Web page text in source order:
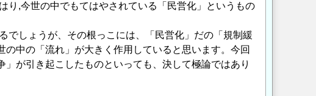
,今世の中でもてはやされている「民営化」というもの
しょうが、その根っこには、「民営化」だの「規制緩
中の「流れ」が大きく作用していると思います。今回
が引き起こしたものといっても、決して極論ではあり